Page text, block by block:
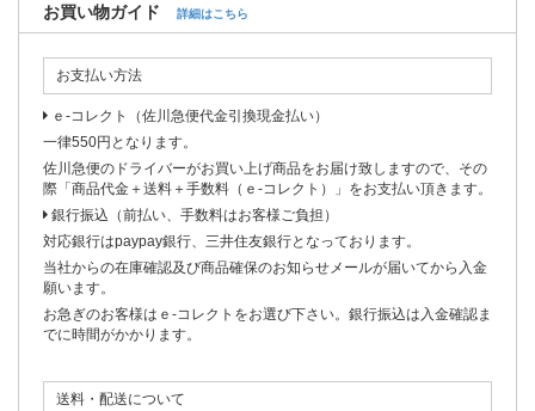
お買い物ガイド 詳細はこちら
お支払い方法
ｅ-コレクト（佐川急便代金引換現金払い）
一律550円となります。
佐川急便のドライバーがお買い上げ商品をお届け致しますので、その
際「商品代金＋送料＋手数料（ｅ-コレクト）」をお支払い頂きます。
銀行振込（前払い、手数料はお客様ご負担）
対応銀行はpaypay銀行、三井住友銀行となっております。
当社からの在庫確認及び商品確保のお知らせメールが届いてから入金
願います。
お急ぎのお客様はｅ-コレクトをお選び下さい。銀行振込は入金確認ま
でに時間がかかります。
送料・配送について